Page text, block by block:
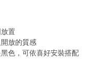
置
放的質感
色，可依喜好安裝搭配